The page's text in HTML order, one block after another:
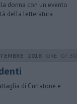
donna con un evento
della letteratura
2018 ORE 07:30
di Curtatone e